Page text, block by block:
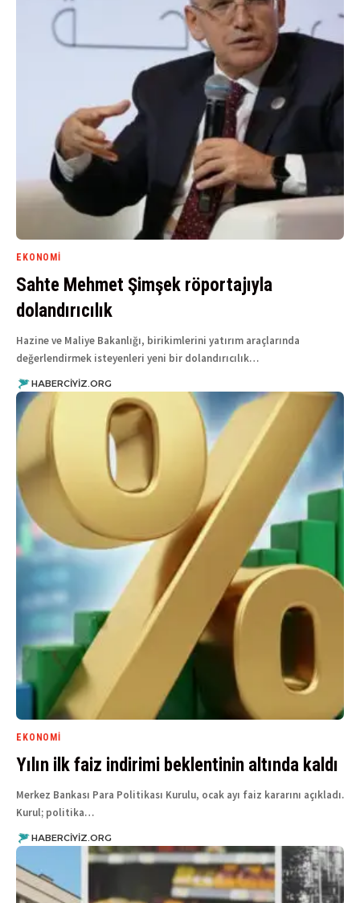
EKONOMI
Sahte Mehmet Şimşek röportajıyla
dolandırıcılık
Hazine ve Maliye Bakanlığı, birikimlerini yatırım araçlarında
değerlendirmek isteyenleri yeni bir dolandırıcılık…
HABERCIYIZ.ORG
EKONOMI
Yılın ilk faiz indirimi beklentinin altında kaldı
Merkez Bankası Para Politikası Kurulu, ocak ayı faiz kararını açıkladı.
Kurul; politika…
HABERCIYIZ.ORG